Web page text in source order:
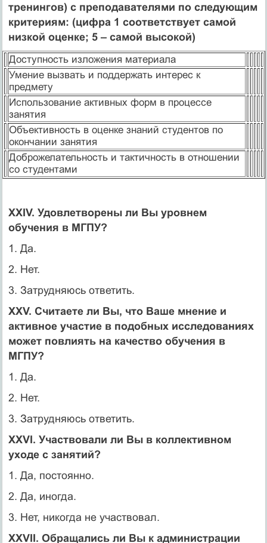
тренингов) с преподавателями по следующим
критериям: (цифра 1 соответствует самой
низкой оценке; 5 – самой высокой)
Доступность изложения материала
Умение вызвать и поддержать интерес к
предмету
Использование активных форм в процессе
занятия
Объективность в оценке знаний студентов по
окончании занятия
Доброжелательность и тактичность в отношении
со студентами
XXIV. Удовлетворены ли Вы уровнем
обучения в МГПУ?
1. Да.
2. Нет.
3. Затрудняюсь ответить.
XXV. Считаете ли Вы, что Ваше мнение и
активное участие в подобных исследованиях
может повлиять на качество обучения в
МГПУ?
1. Да.
2. Нет.
3. Затрудняюсь ответить.
XXVI. Участвовали ли Вы в коллективном
уходе с занятий?
1. Да, постоянно.
2. Да, иногда.
3. Нет, никогда не участвовал.
XXVII. Обращались ли Вы к администрации